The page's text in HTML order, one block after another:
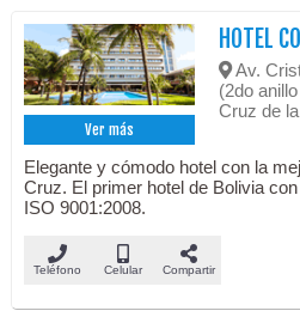
Ver más
HOTEL
Av.
(2do
Cruz de
Elegante y cómodo hotel con la
Cruz. El primer hotel de Bolivia
ISO 9001:2008.
Teléfono Celular Compartir